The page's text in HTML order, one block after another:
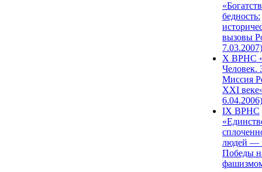
бедность:
вызовы
7.03.2007)
X ВРНС
Человек.
Миссия
XXI
6.04.2006)
IX ВРНС
людей —
Победы